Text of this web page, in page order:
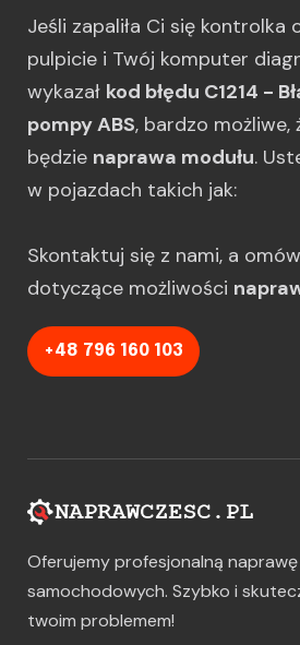
Jeśli zapaliła Ci się kontrolka
pulpicie i Twój komputer
wykazał kod błędu C1214 -
pompy ABS, bardzo możliwe,
będzie naprawa modułu.
w pojazdach takich jak:
Skontaktuj się z nami, a
dotyczące możliwości
+48 796 160 103
Oferujemy profesjonalną
samochodowych. Szybko i
twoim problemem!